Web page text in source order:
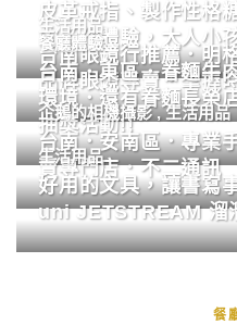
皮革戒指、製作性格
的手作體驗，大人小
生活用品
台南眼鏡行推薦．明
品牌眼鏡專賣．掌握
餐廳體驗
台南．東區．眷麵牛
環境．還有眷麵長榮
抽獎活動!!
企鵝的相機攝影,生活用品
台南．安南區．專業
賣專門店．不二通訊
生活用品
好用的文具，讓書寫
uni JETSTREAM 溜
餐